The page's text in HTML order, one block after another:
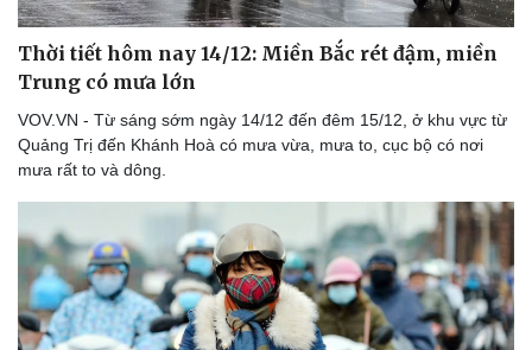
Thời tiết hôm nay 14/12: Miền Bắc rét đậm, miền
Trung có mưa lớn
VOV.VN - Từ sáng sớm ngày 14/12 đến đêm 15/12, ở khu vực từ
Quảng Trị đến Khánh Hoà có mưa vừa, mưa to, cục bộ có nơi
mưa rất to và dông.